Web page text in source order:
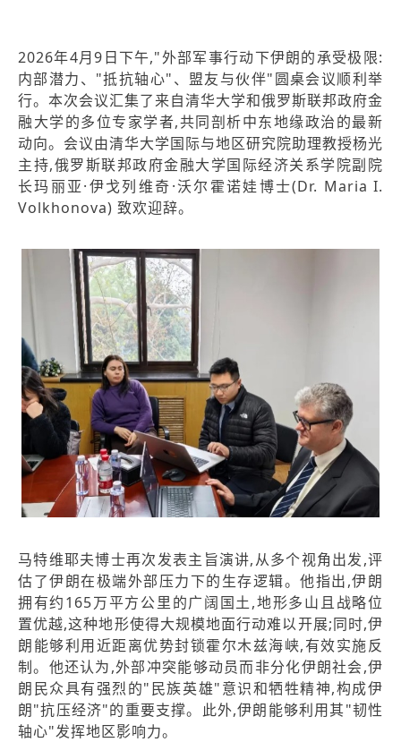
2026年4月9日下午,"外部军事行动下伊朗的承受极限:
内部潜力、"抵抗轴心"、盟友与伙伴"圆桌会议顺利举
行。本次会议汇集了来自清华大学和俄罗斯联邦政府金
融大学的多位专家学者,共同剖析中东地缘政治的最新
动向。会议由清华大学国际与地区研究院助理教授杨光
主持,俄罗斯联邦政府金融大学国际经济关系学院副院
长玛丽亚·伊戈列维奇·沃尔霍诺娃博士(Dr. Maria I.
Volkhonova) 致欢迎辞。
马特维耶夫博士再次发表主旨演讲,从多个视角出发,评
估了伊朗在极端外部压力下的生存逻辑。他指出,伊朗
拥有约165万平方公里的广阔国土,地形多山且战略位
置优越,这种地形使得大规模地面行动难以开展;同时,伊
朗能够利用近距离优势封锁霍尔木兹海峡,有效实施反
制。他还认为,外部冲突能够动员而非分化伊朗社会,伊
朗民众具有强烈的"民族英雄"意识和牺牲精神,构成伊
朗"抗压经济"的重要支撑。此外,伊朗能够利用其"韧性
轴心"发挥地区影响力。